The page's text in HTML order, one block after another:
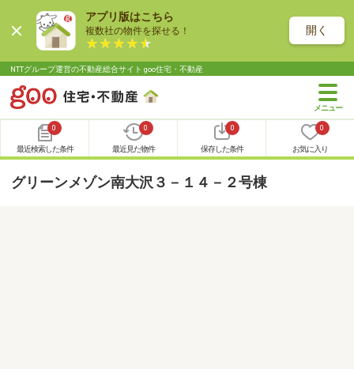
アプリ版はこちら
複数社の物件を探せる！ 開く
NTTグループ運営の不動産総合サイト goo住宅・不動産
0
最近検索した条件
0
最近見た物件
0
保存した条件
0
お気に入り
グリーンメゾン南大沢３－１４－２号棟